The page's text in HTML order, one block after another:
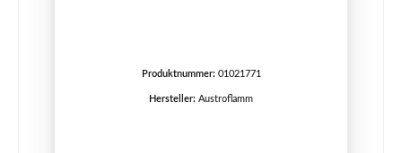
Produktnummer: 01021771
Hersteller: Austroflamm